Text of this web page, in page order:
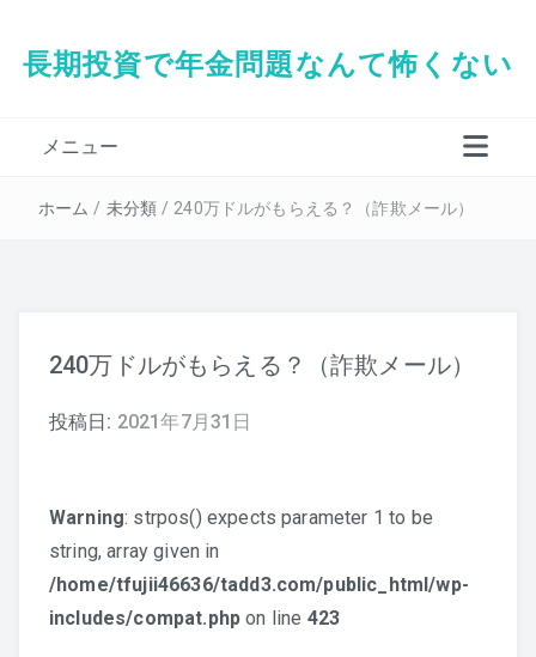
長期投資で年金問題なんて怖くない
メニュー
タダシの経歴
ホーム / 未分類 / 240万ドルがもらえる？（詐欺メール）
240万ドルがもらえる？（詐欺メール）
投稿日: 2021年7月31日
Warning: strpos() expects parameter 1 to be
string, array given in
/home/tfujii46636/tadd3.com/public_html/wp-
includes/compat.php on line 423